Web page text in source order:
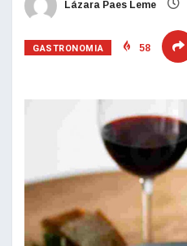
Lázara Paes Leme
GASTRONOMIA 58